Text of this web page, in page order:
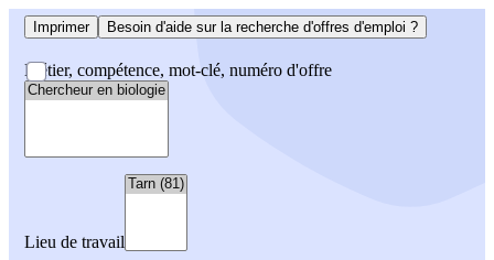
Imprimer Besoin d'aide sur la recherche d'offres d'emploi ?
Métier, compétence, mot-clé, numéro d'offre
Lieu de travail